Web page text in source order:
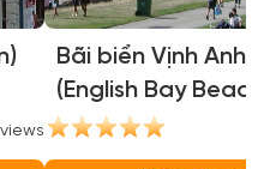
Bãi biển Vịnh Anh
(English Bay Beach)